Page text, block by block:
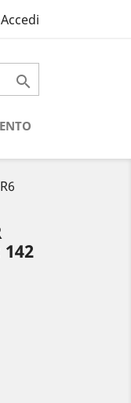
Accedi

142